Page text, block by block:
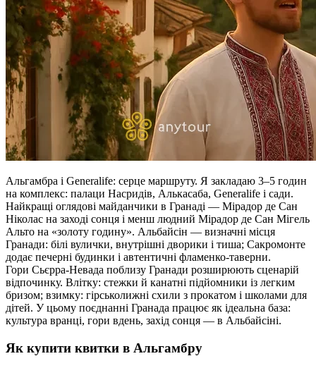
Альгамбра і Generalife: серце маршруту. Я закладаю 3–5 годин
на комплекс: палаци Насридів, Алькасаба, Generalife і сади.
Найкращі оглядові майданчики в Гранаді — Мірадор де Сан
Ніколас на заході сонця і менш людний Мірадор де Сан Мігель
Альто на «золоту годину». Альбайсін — визначні місця
Гранади: білі вулички, внутрішні дворики і тиша; Сакромонте
додає печерні будинки і автентичні фламенко-таверни.
Гори Сьєрра-Невада поблизу Гранади розширюють сценарій
відпочинку. Влітку: стежки й канатні підйомники із легким
бризом; взимку: гірськолижні схили з прокатом і школами для
дітей. У цьому поєднанні Гранада працює як ідеальна база:
культура вранці, гори вдень, захід сонця — в Альбайсіні.
Як купити квитки в Альгамбру